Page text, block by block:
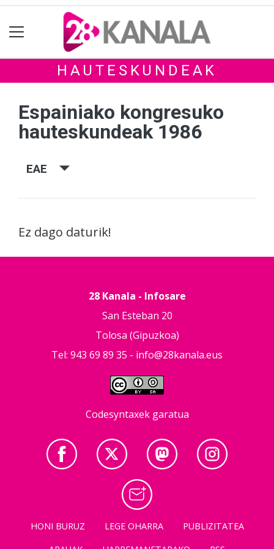
HAUTESKUNDEAK
Espainiako kongresuko
hauteskundeak 1986
EAE
Ez dago daturik!
28 Kanala - Infosare
San Esteban 20
Tolosa (Gipuzkoa)
Tel: 943 69 89 35 - info@28kanala.eus
Codesyntaxek garatua
HONI BURUZ LEGE OHARRA
PUBLIZITATEA